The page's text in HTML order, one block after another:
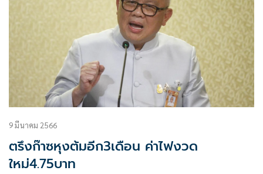
9 มีนาคม 2566
ตรึงก๊าซหุงต้มอีก3เดือน ค่าไฟงวด
ใหม่4.75บาท